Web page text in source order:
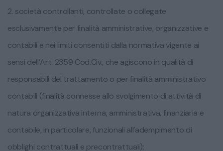
2. società controllanti, controllate o collegate
esclusivamente per finalità amministrative, organizzative e
contabili e nei limiti consentiti dalla normativa vigente ai
sensi dell’Art. 2359 Cod.Civ., che agiscono in qualità di
responsabili del trattamento o per finalità amministrativo
contabili (finalità connesse allo svolgimento di attività di
natura organizzativa interna, amministrativa, finanziaria e
contabile, in particolare, funzionali all’adempimento di
obblighi contrattuali e precontrattuali);